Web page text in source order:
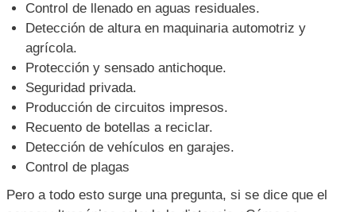
Control de llenado en aguas residuales.
Detección de altura en maquinaria automotriz y
agrícola.
Protección y sensado antichoque.
Seguridad privada.
Producción de circuitos impresos.
Recuento de botellas a reciclar.
Detección de vehículos en garajes.
Control de plagas
Pero a todo esto surge una pregunta, si se dice que el